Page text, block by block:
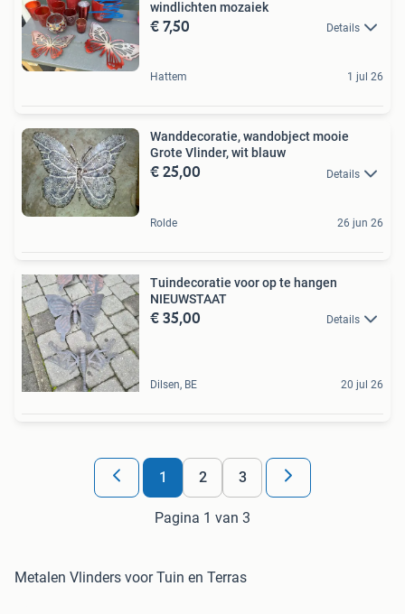
windlichten mozaiek
€ 7,50 Details
Hattem 1 jul 26
Wanddecoratie, wandobject mooie
Grote Vlinder, wit blauw
€ 25,00 Details
Rolde 26 jun 26
Tuindecoratie voor op te hangen
NIEUWSTAAT
€ 35,00 Details
Dilsen, BE 20 jul 26
1 2 3
Pagina 1 van 3
Metalen Vlinders voor Tuin en Terras